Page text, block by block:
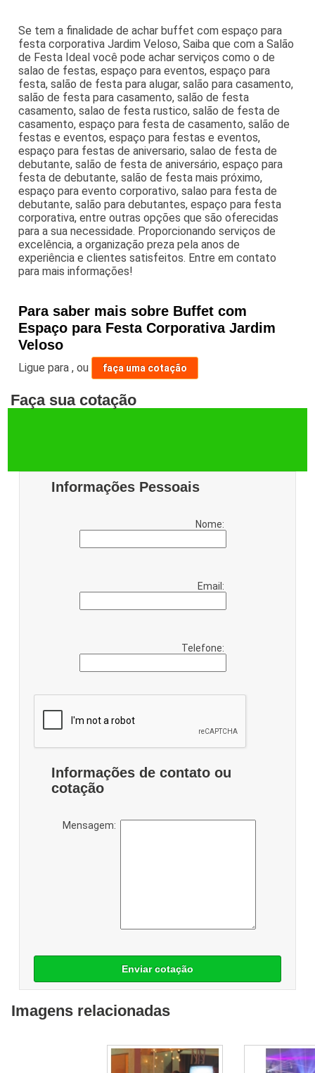
Se tem a finalidade de achar buffet com espaço para
festa corporativa Jardim Veloso, Saiba que com a Salão
de Festa Ideal você pode achar serviços como o de
salao de festas, espaço para eventos, espaço para
festa, salão de festa para alugar, salão para casamento,
salão de festa para casamento, salão de festa
casamento, salao de festa rustico, salão de festa de
casamento, espaço para festa de casamento, salão de
festas e eventos, espaço para festas e eventos,
espaço para festas de aniversario, salao de festa de
debutante, salão de festa de aniversário, espaço para
festa de debutante, salão de festa mais próximo,
espaço para evento corporativo, salao para festa de
debutante, salão para debutantes, espaço para festa
corporativa, entre outras opções que são oferecidas
para a sua necessidade. Proporcionando serviços de
excelência, a organização preza pela anos de
experiência e clientes satisfeitos. Entre em contato
para mais informações!
Para saber mais sobre Buffet com
Espaço para Festa Corporativa Jardim
Veloso
Ligue para,ou faça uma cotação
Faça sua cotação
Informações Pessoais
Nome:
Email:
Telefone:
Informações de contato ou
cotação
Mensagem:
Enviar cotação
Imagens relacionadas